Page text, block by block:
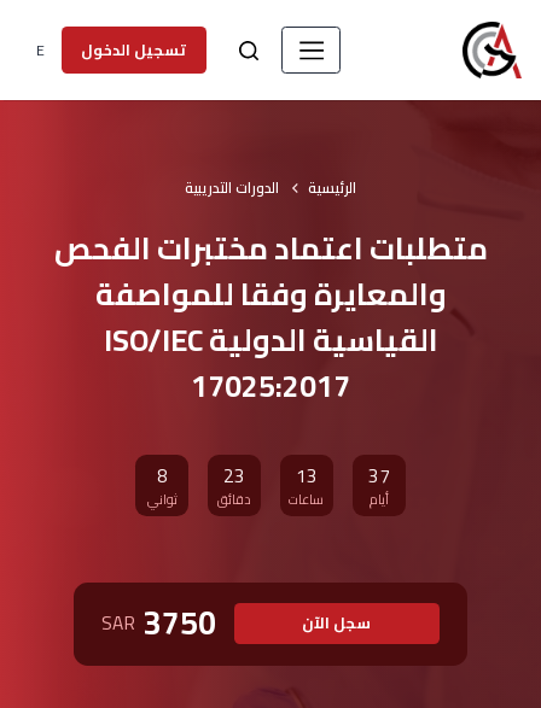
تسجيل الدخول E
الرئيسية الدورات التدريبية
متطلبات اعتماد مختبرات الفحص
والمعايرة وفقا للمواصفة
القياسية الدولية ISO/IEC
17025:2017
37
أيام
13
ساعات
23
دقائق
8
ثواني
سجل الآن 3750
SAR